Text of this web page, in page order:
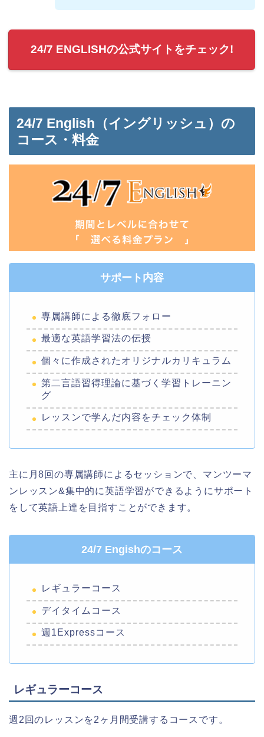
24/7 ENGLISHの公式サイトをチェック!
24/7 English（イングリッシュ）の
コース・料金
サポート内容
専属講師による徹底フォロー
最適な英語学習法の伝授
個々に作成されたオリジナルカリキュラム
第二言語習得理論に基づく学習トレーニン
グ
レッスンで学んだ内容をチェック体制
主に月8回の専属講師によるセッションで、マンツーマ
ンレッスン&集中的に英語学習ができるようにサポート
をして英語上達を目指すことができます。
24/7 Engishのコース
レギュラーコース
デイタイムコース
週1Expressコース
レギュラーコース
週2回のレッスンを2ヶ月間受講するコースです。